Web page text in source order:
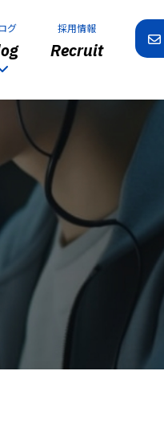
グ 採用情報
Recruit